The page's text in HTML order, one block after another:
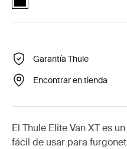
Garantía Thule
Encontrar en tienda
El Thule Elite Van XT es
fácil de usar para